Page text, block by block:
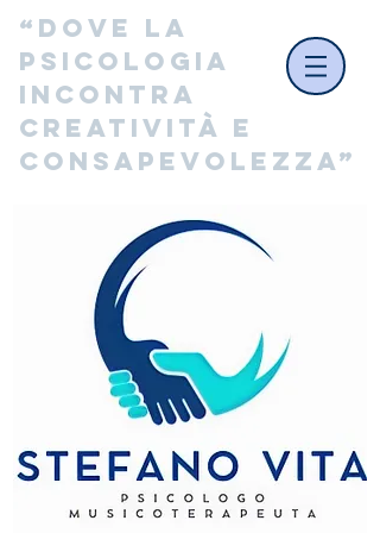
“Dove la
psicologia
incontra
creatività e
consapevolezza”